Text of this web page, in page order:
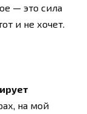
— это сила
и не хочет.
на мой